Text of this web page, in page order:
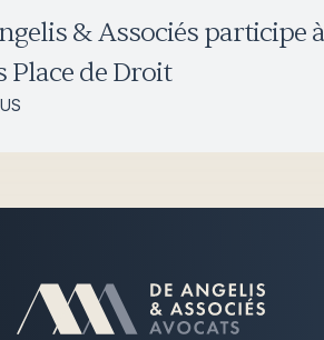
& Associés participe
Place de Droit